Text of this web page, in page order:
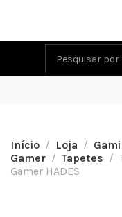
Início Loja
Gamer
Tapetes
Gamer HADES